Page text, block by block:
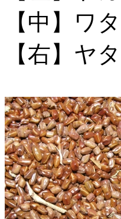
【中】ワタ
【右】ヤ